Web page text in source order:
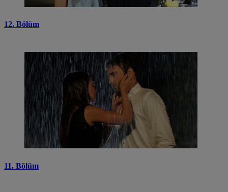
12. Bölüm
11. Bölüm